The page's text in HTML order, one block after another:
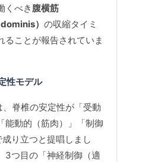
くべき 腹横筋
）の収縮タイミ
ることが報告されていま
性モデル
脊椎の安定性が「受動
能動的（筋肉）」「制御
成り立つと提唱しまし
3つ目の「神経制御（適